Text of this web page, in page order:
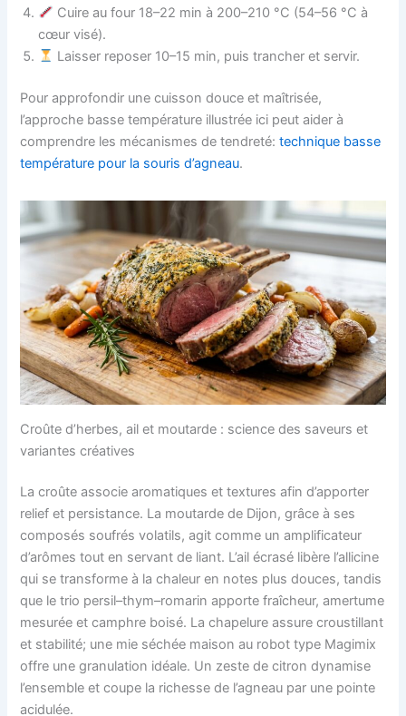
Cuire au four 18–22 min à 200–210 °C (54–56 °C à
cœur visé).
Laisser reposer 10–15 min, puis trancher et servir.
Pour approfondir une cuisson douce et maîtrisée,
l’approche basse température illustrée ici peut aider à
comprendre les mécanismes de tendreté:technique basse
température pour la souris d’agneau.
Croûte d’herbes, ail et moutarde : science des saveurs et
variantes créatives
La croûte associe aromatiques et textures afin d’apporter
relief et persistance. La moutarde de Dijon, grâce à ses
composés soufrés volatils, agit comme un amplificateur
d’arômes tout en servant de liant. L’ail écrasé libère l’allicine
qui se transforme à la chaleur en notes plus douces, tandis
que le trio persil–thym–romarin apporte fraîcheur, amertume
mesurée et camphre boisé. La chapelure assure croustillant
et stabilité; une mie séchée maison au robot type Magimix
offre une granulation idéale. Un zeste de citron dynamise
l’ensemble et coupe la richesse de l’agneau par une pointe
acidulée.